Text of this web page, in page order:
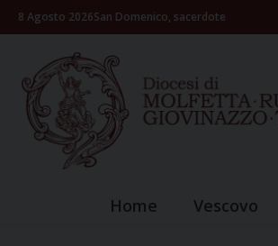
Skip8 Agosto 2026San Domenico, sacerdote
Home Vescovo